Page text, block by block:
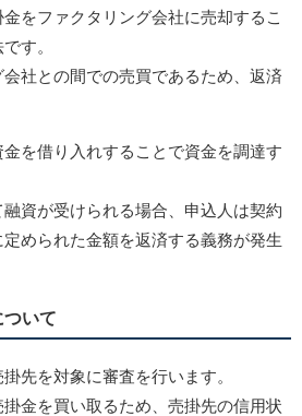
をファクタリング会社に売却するこ
す。
社との間での売買であるため、返済
を借り入れすることで資金を調達す
資が受けられる場合、申込人は契約
められた金額を返済する義務が発生
いて
先を対象に審査を行います。
金を買い取るため、売掛先の信用状